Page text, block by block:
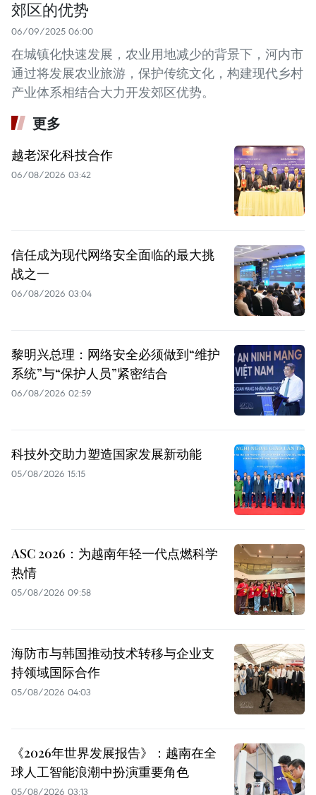
郊区的优势
06/09/2025 06:00
在城镇化快速发展，农业用地减少的背景下，河内市
通过将发展农业旅游，保护传统文化，构建现代乡村
产业体系相结合大力开发郊区优势。
更多
越老深化科技合作
06/08/2026 03:42
信任成为现代网络安全面临的最大挑
战之一
06/08/2026 03:04
黎明兴总理：网络安全必须做到“维护
系统”与“保护人员”紧密结合
06/08/2026 02:59
科技外交助力塑造国家发展新动能
05/08/2026 15:15
ASC 2026：为越南年轻一代点燃科学
热情
05/08/2026 09:58
海防市与韩国推动技术转移与企业支
持领域国际合作
05/08/2026 04:03
《2026年世界发展报告》：越南在全
球人工智能浪潮中扮演重要角色
05/08/2026 03:13